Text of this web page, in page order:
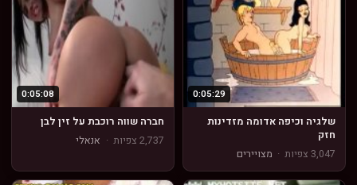
0:05:29
שלגיה וכיפה אדומה מזדינות
חזק
3,047 צפיות
· מצויירים
0:05:08
חברה שווה רוכבת על זין לבן
2,737 צפיות
· אנאלי